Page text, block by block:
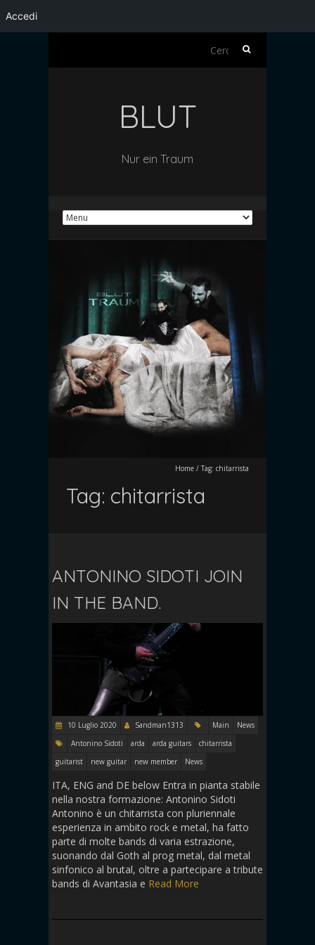
Accedi
Ricerca
BLUT
Nur ein Traum
Home / Tag: chitarrista
Tag: chitarrista
ANTONINO SIDOTI JOIN
IN THE BAND.
10 Luglio 2020 Sandman1313 Main
News
Antonino Sidoti
arda arda guitars
chitarrista
guitarist
new guitar new member News
ITA, ENG and DE below Entra in pianta stabile
nella nostra formazione: Antonino Sidoti
Antonino è un chitarrista con pluriennale
esperienza in ambito rock e metal, ha fatto
parte di molte bands di varia estrazione,
suonando dal Goth al prog metal, dal metal
sinfonico al brutal, oltre a partecipare a tribute
bands di Avantasia e Read More